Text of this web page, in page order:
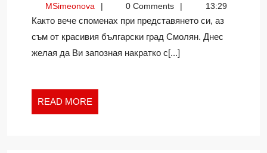
РОДЕН
ГРАД
MSimeonovaMSimeonova0 Comments 13:29
Както вече споменах при представянето си, аз
съм от красивия български град Смолян. Днес
желая да Ви запозная накратко с[...]
READ MORE
MORE